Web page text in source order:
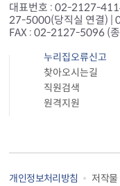
대표번호 : 02-2127-
27-5000(당직실 연결) |
FAX : 02-2127-5096 (
누리집오류신고
찾아오시는길
직원검색
원격지원
개인정보처리방침 저작물